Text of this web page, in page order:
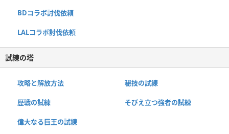
BDコラボ討伐依頼
LALコラボ討伐依頼
試練の塔
攻略と解放方法 秘技の試練
歴戦の試練 そびえ立つ強者の試練
偉大なる巨王の試練